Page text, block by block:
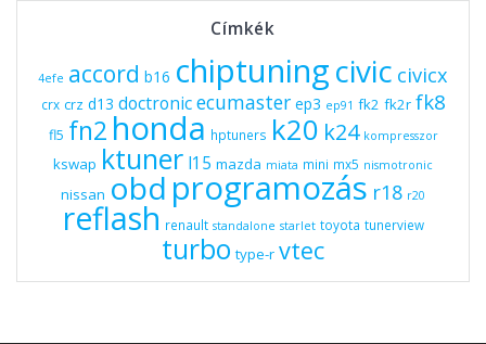
Címkék
4efe accord b16 chiptuningcivic civicx
crx crz d13 doctronic ecumaster ep3 ep91 fk2 fk2r fk8
fl5 fn2 honda hptuners k20 k24 kompresszor
kswap ktuner l15 mazda miata mini mx5 nismotronic
nissan obd programozás r18 r20
reflash renault standalone starlet toyota tunerview
turbo type-r vtec